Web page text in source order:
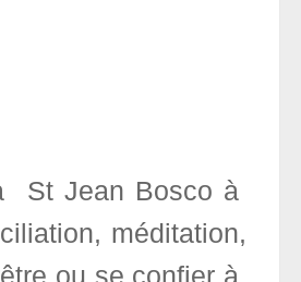
St Jean Bosco à
méditation,
ou se confier à